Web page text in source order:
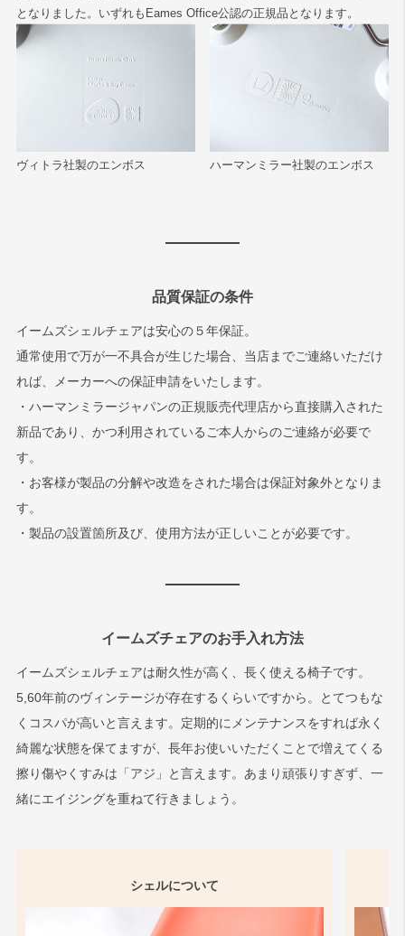
となりました。いずれもEames Office公認の正規品となります。
ヴィトラ社製のエンボス ハーマンミラー社製のエンボス
品質保証の条件
イームズシェルチェアは安心の５年保証。
通常使用で万が一不具合が生じた場合、当店までご連絡いただけ
れば、メーカーへの保証申請をいたします。
・ハーマンミラージャパンの正規販売代理店から直接購入された
新品であり、かつ利用されているご本人からのご連絡が必要で
す。
・お客様が製品の分解や改造をされた場合は保証対象外となりま
す。
・製品の設置箇所及び、使用方法が正しいことが必要です。
イームズチェアのお手入れ方法
イームズシェルチェアは耐久性が高く、長く使える椅子です。
5,60年前のヴィンテージが存在するくらいですから。とてつもな
くコスパが高いと言えます。定期的にメンテナンスをすれば永く
綺麗な状態を保てますが、長年お使いいただくことで増えてくる
擦り傷やくすみは「アジ」と言えます。あまり頑張りすぎず、一
緒にエイジングを重ねて行きましょう。
シェルについて